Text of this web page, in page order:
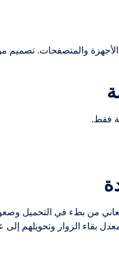
الأجهزة والمتصفحات.
فقط.
ما تعاني من بطء في
بقاء الزوار وتحويلهم إلى